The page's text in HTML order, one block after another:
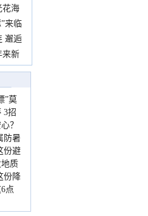
花海
来临
邂逅
来新
”莫
3招
？
防暑
份避
质
份降
点